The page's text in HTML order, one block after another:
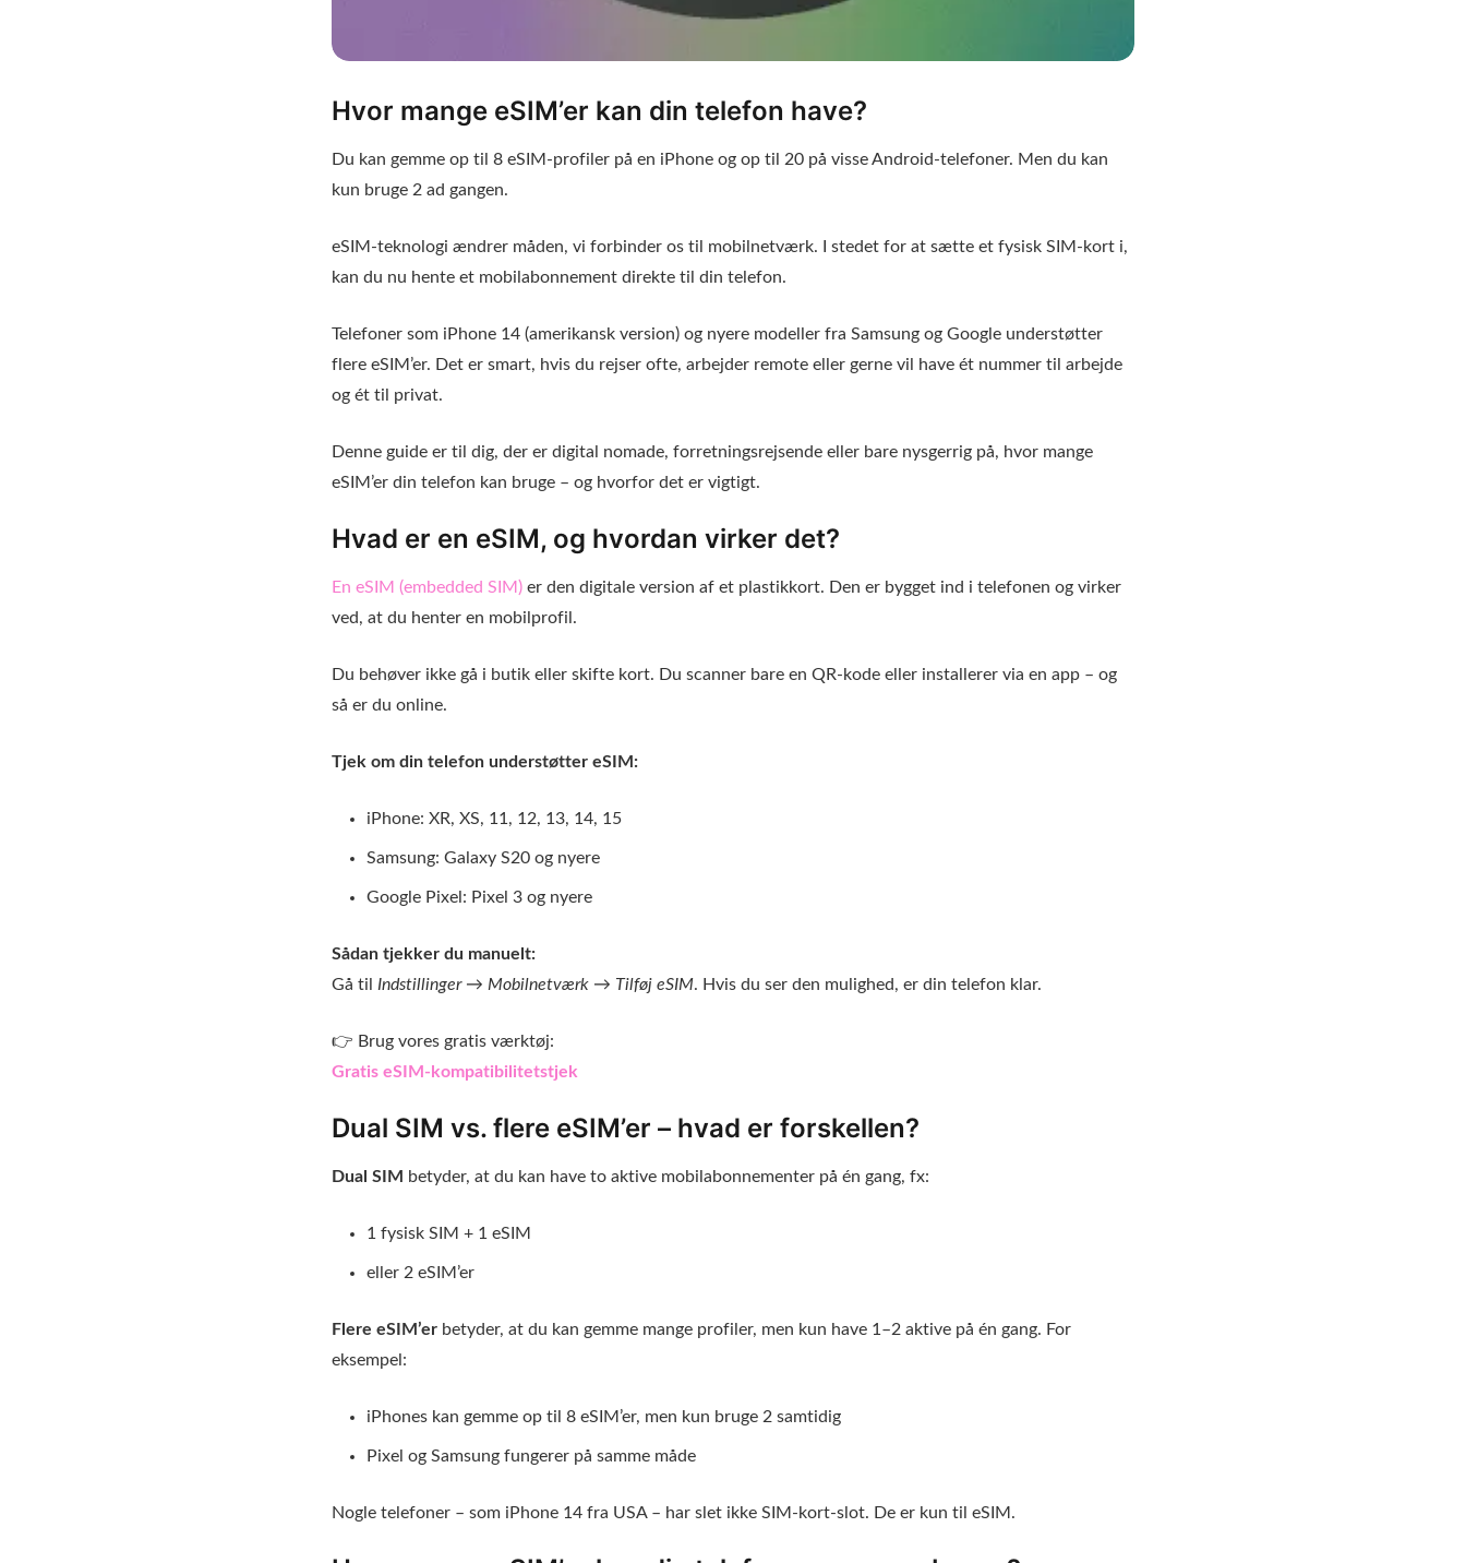
Hvor mange eSIM’er kan din telefon have?
Du kan gemme op til 8 eSIM-profiler på en iPhone og op til 20 på visse Android-telefoner. Men du kan
kun bruge 2 ad gangen.
eSIM-teknologi ændrer måden, vi forbinder os til mobilnetværk. I stedet for at sætte et fysisk SIM-kort i,
kan du nu hente et mobilabonnement direkte til din telefon.
Telefoner som iPhone 14 (amerikansk version) og nyere modeller fra Samsung og Google understøtter
flere eSIM’er. Det er smart, hvis du rejser ofte, arbejder remote eller gerne vil have ét nummer til arbejde
og ét til privat.
Denne guide er til dig, der er digital nomade, forretningsrejsende eller bare nysgerrig på, hvor mange
eSIM’er din telefon kan bruge – og hvorfor det er vigtigt.
Hvad er en eSIM, og hvordan virker det?
En eSIM (embedded SIM) er den digitale version af et plastikkort. Den er bygget ind i telefonen og virker
ved, at du henter en mobilprofil.
Du behøver ikke gå i butik eller skifte kort. Du scanner bare en QR-kode eller installerer via en app – og
så er du online.
Tjek om din telefon understøtter eSIM:
iPhone: XR, XS, 11, 12, 13, 14, 15
Samsung: Galaxy S20 og nyere
Google Pixel: Pixel 3 og nyere
Sådan tjekker du manuelt:
Gå til Indstillinger → Mobilnetværk → Tilføj eSIM. Hvis du ser den mulighed, er din telefon klar.
👉 Brug vores gratis værktøj:
Gratis eSIM-kompatibilitetstjek
Dual SIM vs. flere eSIM’er – hvad er forskellen?
Dual SIM betyder, at du kan have to aktive mobilabonnementer på én gang, fx:
1 fysisk SIM + 1 eSIM
eller 2 eSIM’er
Flere eSIM’er betyder, at du kan gemme mange profiler, men kun have 1–2 aktive på én gang. For
eksempel:
iPhones kan gemme op til 8 eSIM’er, men kun bruge 2 samtidig
Pixel og Samsung fungerer på samme måde
Nogle telefoner – som iPhone 14 fra USA – har slet ikke SIM-kort-slot. De er kun til eSIM.